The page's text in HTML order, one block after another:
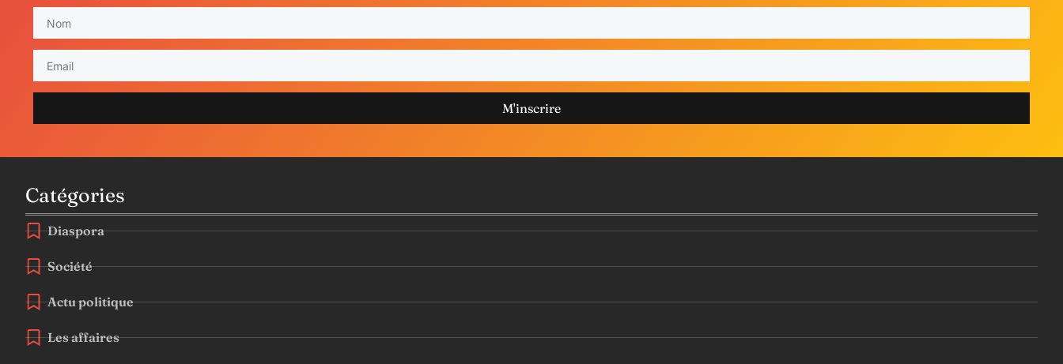
M'inscrire
Catégories
Diaspora
Société
Actu politique
Les affaires